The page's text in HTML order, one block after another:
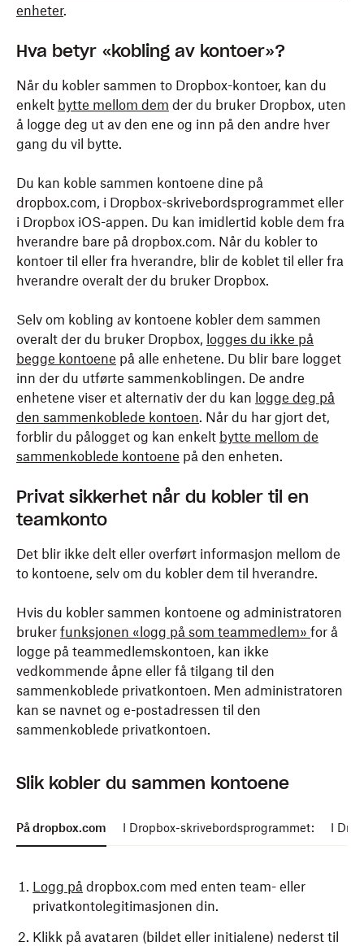
enheter.
Hva betyr «kobling av kontoer»?
Når du kobler sammen to Dropbox-kontoer, kan du
enkelt bytte mellom dem der du bruker Dropbox, uten
å logge deg ut av den ene og inn på den andre hver
gang du vil bytte.
Du kan koble sammen kontoene dine på
dropbox.com, i Dropbox-skrivebordsprogrammet eller
i Dropbox iOS-appen. Du kan imidlertid koble dem fra
hverandre bare på dropbox.com. Når du kobler to
kontoer til eller fra hverandre, blir de koblet til eller fra
hverandre overalt der du bruker Dropbox.
Selv om kobling av kontoene kobler dem sammen
overalt der du bruker Dropbox, logges du ikke på
begge kontoene på alle enhetene. Du blir bare logget
inn der du utførte sammenkoblingen. De andre
enhetene viser et alternativ der du kan logge deg på
den sammenkoblede kontoen. Når du har gjort det,
forblir du pålogget og kan enkelt bytte mellom de
sammenkoblede kontoene på den enheten.
Privat sikkerhet når du kobler til en
teamkonto
Det blir ikke delt eller overført informasjon mellom de
to kontoene, selv om du kobler dem til hverandre.
Hvis du kobler sammen kontoene og administratoren
bruker funksjonen «logg på som teammedlem» for å
logge på teammedlemskontoen, kan ikke
vedkommende åpne eller få tilgang til den
sammenkoblede privatkontoen. Men administratoren
kan se navnet og e-postadressen til den
sammenkoblede privatkontoen.
Slik kobler du sammen kontoene
På dropbox.com I Dropbox-skrivebordsprogrammet: I
Logg på dropbox.com med enten team- eller
privatkontolegitimasjonen din.
Klikk på avataren (bildet eller initialene) nederst til